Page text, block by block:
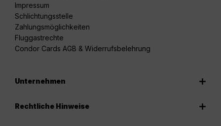
Impressum
Schlichtungsstelle
Zahlungsmöglichkeiten
Fluggastrechte
Condor Cards AGB & Widerrufsbelehrung
Unternehmen
Rechtliche Hinweise